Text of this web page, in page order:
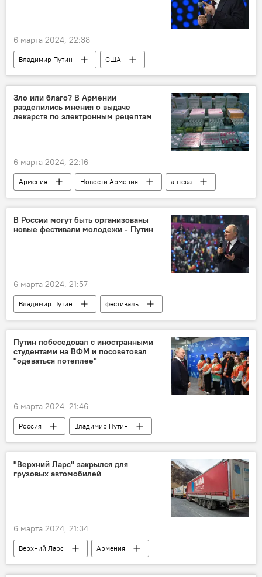
6 марта 2024, 22:38
Владимир Путин США
Зло или благо? В Армении
разделились мнения о выдаче
лекарств по электронным рецептам
6 марта 2024, 22:16
Армения Новости Армения
аптека
рецепт
лекарство
В России могут быть организованы
новые фестивали молодежи - Путин
6 марта 2024, 21:57
Владимир Путин
фестиваль
молодежь
Путин побеседовал с иностранными
студентами на ВФМ и посоветовал
"одеваться потеплее"
6 марта 2024, 21:46
Россия
Владимир Путин
фестиваль
Сочи
"Верхний Ларс" закрылся для
грузовых автомобилей
6 марта 2024, 21:34
Верхний Ларс
Армения
Новости Армения
Россия